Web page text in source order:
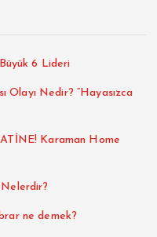
6 Lideri
Olayı Nedir? “Hayasızca
Karaman Home
Nelerdir?
ne demek?